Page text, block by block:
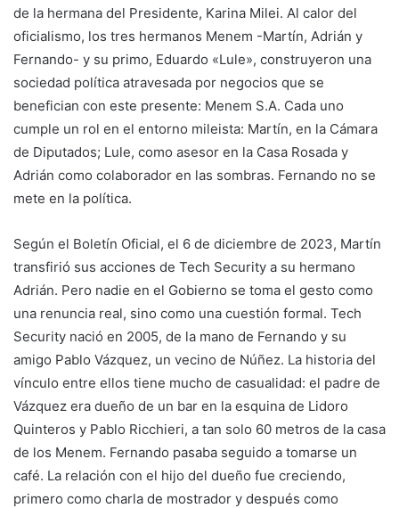
de la hermana del Presidente, Karina Milei. Al calor del
oficialismo, los tres hermanos Menem -Martín, Adrián y
Fernando- y su primo, Eduardo «Lule», construyeron una
sociedad política atravesada por negocios que se
benefician con este presente: Menem S.A. Cada uno
cumple un rol en el entorno mileista: Martín, en la Cámara
de Diputados; Lule, como asesor en la Casa Rosada y
Adrián como colaborador en las sombras. Fernando no se
mete en la política.
Según el Boletín Oficial, el 6 de diciembre de 2023, Martín
transfirió sus acciones de Tech Security a su hermano
Adrián. Pero nadie en el Gobierno se toma el gesto como
una renuncia real, sino como una cuestión formal. Tech
Security nació en 2005, de la mano de Fernando y su
amigo Pablo Vázquez, un vecino de Núñez. La historia del
vínculo entre ellos tiene mucho de casualidad: el padre de
Vázquez era dueño de un bar en la esquina de Lidoro
Quinteros y Pablo Ricchieri, a tan solo 60 metros de la casa
de los Menem. Fernando pasaba seguido a tomarse un
café. La relación con el hijo del dueño fue creciendo,
primero como charla de mostrador y después como